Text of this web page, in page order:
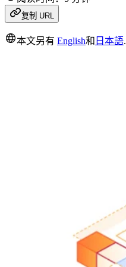
复制 URL
本文另有 English和 日本語.